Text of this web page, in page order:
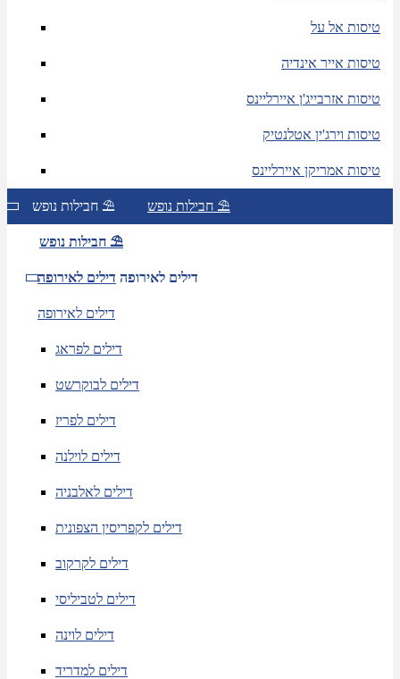
טיסות אל על
טיסות אייר אינדיה
טיסות אזרבייג'ן איירליינס
טיסות וירג'ין אטלנטיק
טיסות אמריקן איירליינס
חבילות נופש ⛱ חבילות נופש ⛱
חבילות נופש ⛱
דילים לאירופה דילים לאירופה
דילים לאירופה
דילים לפראג
דילים לבוקרשט
דילים לפריז
דילים לוילנה
דילים לאלבניה
דילים לקפריסין הצפונית
דילים לקרקוב
דילים לטביליסי
דילים לוינה
דילים למדריד